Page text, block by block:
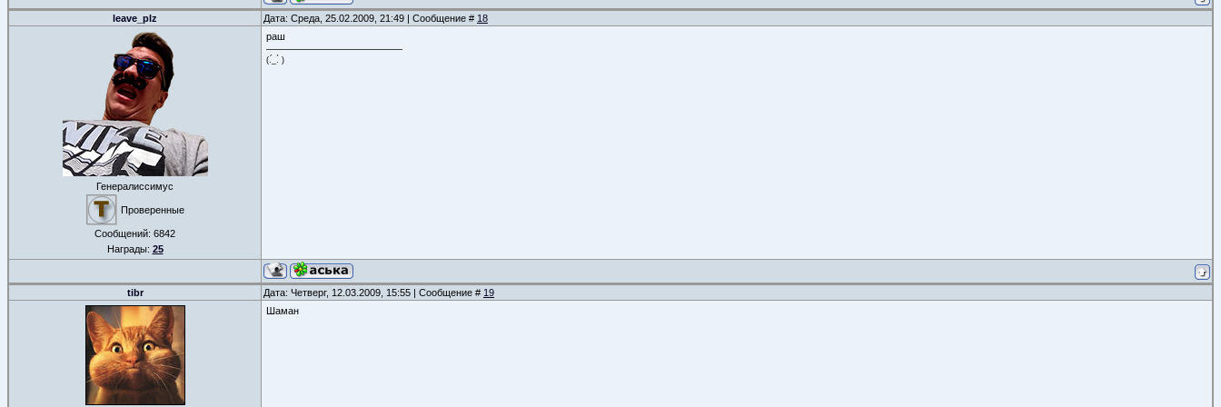
leave_plz Дата: Среда, 25.02.2009, 21:49 | Сообщение # 18
Генералиссимус
Проверенные
Сообщений: 6842
Награды: 25
раш
(.́_.̀ )
tibr Дата: Четверг, 12.03.2009, 15:55 | Сообщение # 19
Шаман